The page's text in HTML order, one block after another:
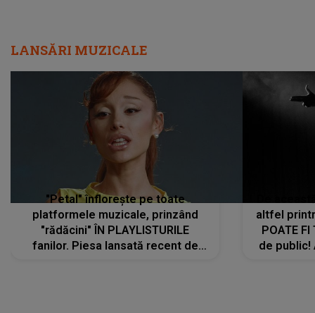
LANSĂRI MUZICALE
"Petal" înflorește pe toate
platformele muzicale, prinzând
"rădăcini" ÎN PLAYLISTURILE
fanilor. Piesa lansată recent de
altfel
POATE FI
de public!